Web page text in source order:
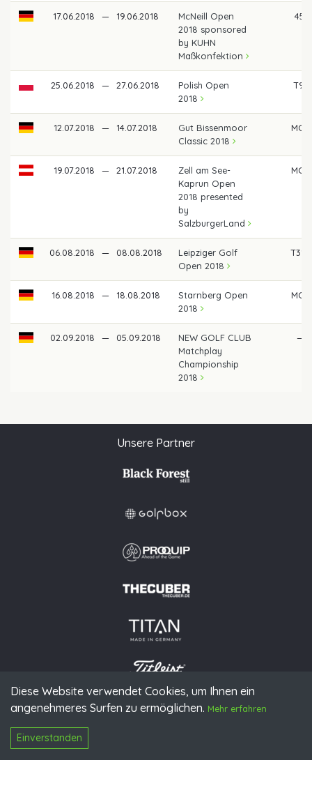
Diese Website verwendet Cookies, um Ihnen ein
angenehmeres Surfen zu ermöglichen. Mehr erfahren
Einverstanden
17.06.2018 — 19.06.2018
McNeill Open
2018 sponsored
by KUHN
Maßkonfektion
45
25.06.2018 — 27.06.2018
Polish Open
2018
T9
12.07.2018 — 14.07.2018
Gut Bissenmoor
Classic 2018
MC
19.07.2018 — 21.07.2018
Zell am See-
Kaprun Open
2018 presented
by
SalzburgerLand
MC
06.08.2018 — 08.08.2018
Leipziger Golf
Open 2018
T31
16.08.2018 — 18.08.2018
Starnberg Open
2018
MC
02.09.2018 — 05.09.2018
NEW GOLF CLUB
Matchplay
Championship
2018
—
Unsere Partner
© 2026 PGAoG